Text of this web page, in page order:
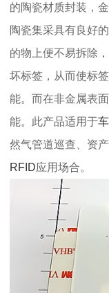
的陶瓷材质封装，
陶瓷集采具有良好
的物上便不易拆除
坏标签，从而使标
能。而在非金属表
能。此产品适用于
然气管道巡查、资
RFID应用场合。